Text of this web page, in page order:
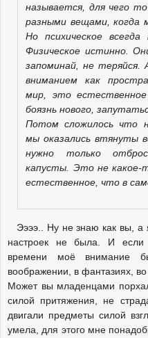
называется, для чего
разными вещами, когда
Но психическое
Физическое истинно.
запоминай, не
вниманием как
мир, это
боязнь нового,
Потом сложилось что
мы оказались втянуты
нужно только
капусты. Это не какое-
естественное, что в
Ээээ.. Ну не знаю как вы, а
настроек не была. И если
времени моё внимание
воображении, в фантазиях, во
Может вы младенцами
силой притяжения, не
двигали предметы силой
умела, для этого мне